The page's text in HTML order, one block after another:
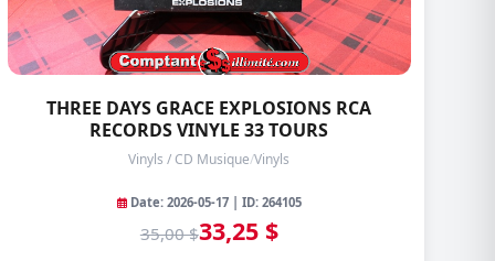
THREE DAYS GRACE EXPLOSIONS RCA
RECORDS VINYLE 33 TOURS
Vinyls / CD Musique/Vinyls
Date: 2026-05-17 | ID: 264105
35,00 $33,25 $